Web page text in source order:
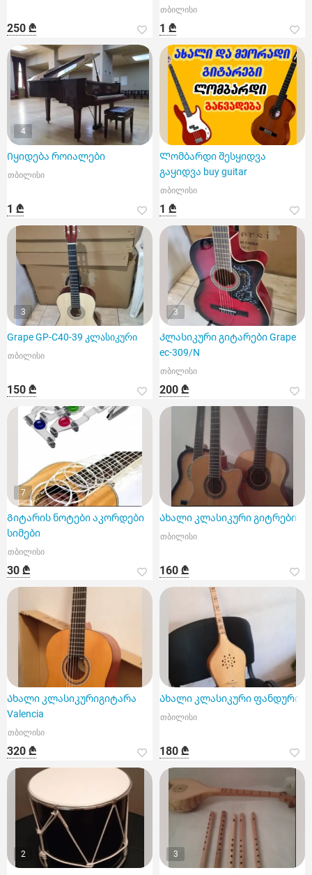
250 ₾
თბილისი
1 ₾
4
Იყიდება როიალები
თბილისი
1 ₾
Ლომბარდი შესყიდვა
გაყიდვა buy guitar
თბილისი
1 ₾
3
Grape GP-C40-39 კლასიკური
თბილისი
150 ₾
3
Კლასიკური გიტარები Grape
ec-309/N
თბილისი
200 ₾
7
Გიტარის ნოტები აკორდები
სიმები
თბილისი
30 ₾
Ახალი კლასიკური გიტრები
თბილისი
160 ₾
Ახალი კლასიკურიგიტარა
Valencia
თბილისი
320 ₾
Ახალი კლასიკური ფანდური
თბილისი
180 ₾
2 3